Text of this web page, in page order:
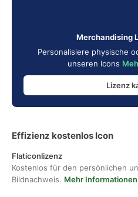
Merchandising
Personalisiere physische
unseren Icons
Lizenz
Effizienz kostenlos Icon
Flaticonlizenz
Kostenlos für den persönlichen
Bildnachweis. Mehr Informationen